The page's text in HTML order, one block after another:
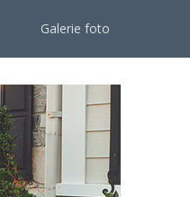
Galerie foto